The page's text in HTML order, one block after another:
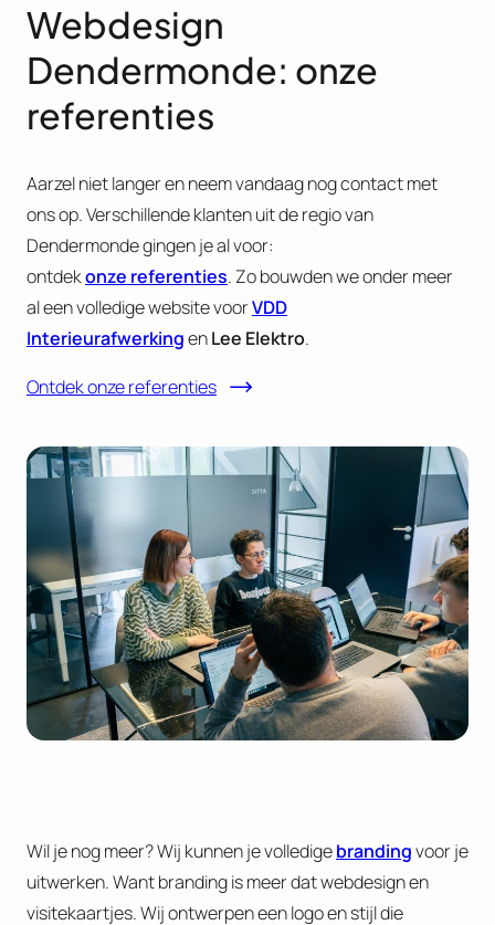
Webdesign
Dendermonde: onze
referenties
Aarzel niet langer en neem vandaag nog contact met
ons op. Verschillende klanten uit de regio van
Dendermonde gingen je al voor:
ontdekonze referenties. Zo bouwden we onder meer
al een volledige website voorVDD
InterieurafwerkingenLee Elektro.
Ontdek onze referenties
Wil je nog meer? Wij kunnen je volledigebrandingvoor je
uitwerken. Want branding is meer dat webdesign en
visitekaartjes. Wij ontwerpen een logo en stijl die